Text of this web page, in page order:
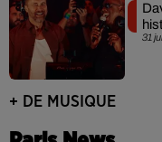
31
+ DE MUSIQUE